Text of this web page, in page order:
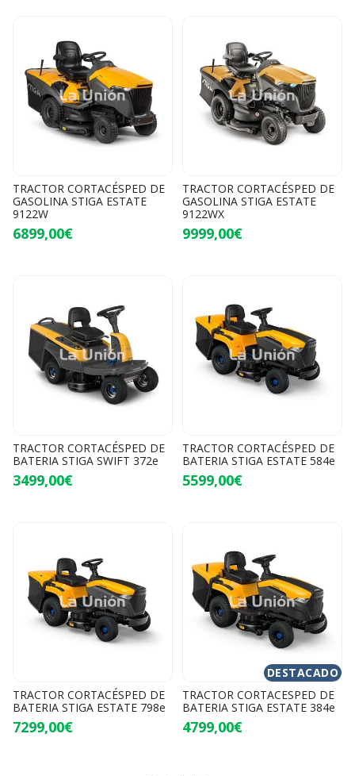
TRACTOR CORTACÉSPED DE
GASOLINA STIGA ESTATE
9122W
6899,00€
TRACTOR CORTACÉSPED DE
GASOLINA STIGA ESTATE
9122WX
9999,00€
TRACTOR CORTACÉSPED DE
BATERIA STIGA SWIFT 372e
3499,00€
TRACTOR CORTACÉSPED DE
BATERIA STIGA ESTATE 584e
5599,00€
TRACTOR CORTACÉSPED DE
BATERIA STIGA ESTATE 798e
7299,00€
DESTACADO
TRACTOR CORTACESPED DE
BATERIA STIGA ESTATE 384e
4799,00€